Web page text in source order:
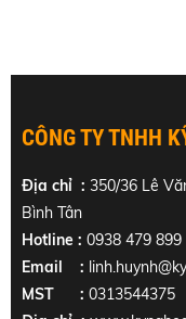
CÔNG TY TNHH
Địa chỉ : 350/36 Lê
Bình Tân
Hotline : 0938 479 899
Email :
MST : 0313544375